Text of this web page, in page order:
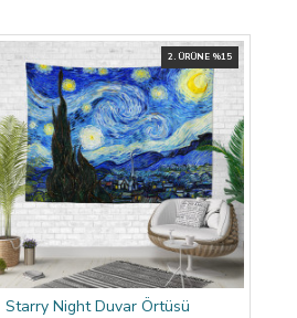
2. ÜRÜNE %15
Starry Night Duvar Örtüsü